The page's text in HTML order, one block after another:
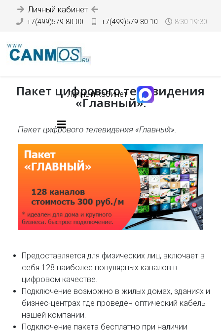
Личный кабинет
+7(499)579-80-00 +7(499)579-80-10 8:30-19:30
Личный кабинет
Пакет цифрового телевидения
«Главный».
Пакет цифрового телевидения «Главный».
Предоставляется для физических лиц, включает в
себя 128 наиболее популярных каналов в
цифровом качестве.
Подключение возможно в жилых домах, зданиях и
бизнес-центрах где проведен оптический кабель
нашей компании.
Подключение пакета бесплатно при наличии